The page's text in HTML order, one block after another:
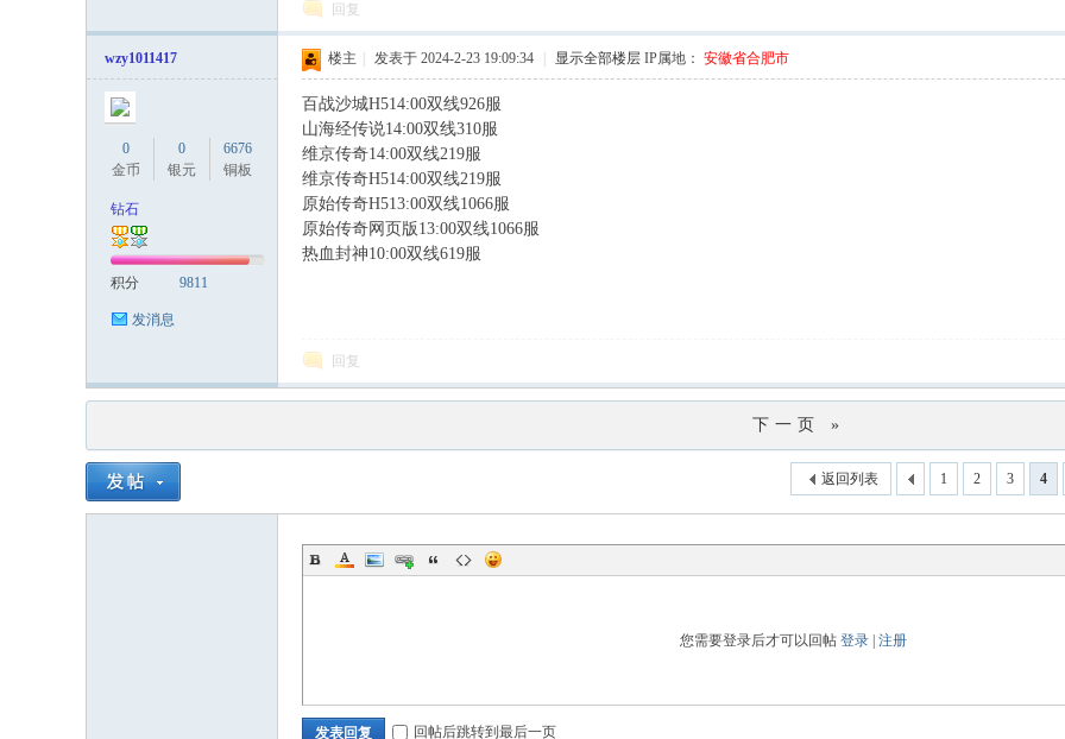
回复
wzy1011417
0
金币
0
银元
6676
铜板
钻石
积分 9811
发消息
楼主 发表于 2024-2-23 19:09:34 显示全部楼层 IP属地： 安徽省合肥市
百战沙城H514:00双线926服
山海经传说14:00双线310服
维京传奇14:00双线219服
维京传奇H514:00双线219服
原始传奇H513:00双线1066服
原始传奇网页版13:00双线1066服
热血封神10:00双线619服
回复
下一页 »
1 2 3 4
返回列表
您需要登录后才可以回帖 登录 注册
发表回复 回帖后跳转到最后一页